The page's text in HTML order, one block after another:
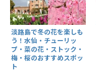
淡路島で冬の花を楽しも
う！水仙・チューリッ
プ・菜の花・ストック・
梅・桜のおすすめスポッ
ト